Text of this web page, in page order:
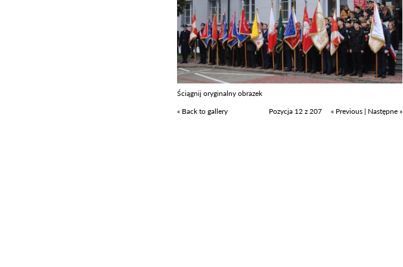
Ściągnij oryginalny obrazek
« Back to gallery
Pozycja 12 z 207 « Previous | Następne »